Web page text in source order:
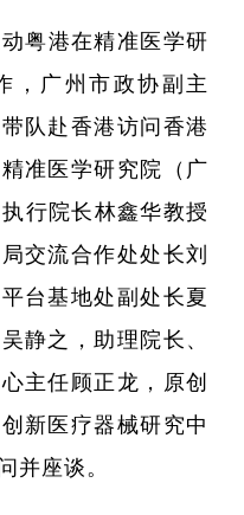
粤港在精准医学研
，广州市政协副主
队赴香港访问香港
准医学研究院（广
行院长林鑫华教授
交流合作处处长刘
台基地处副处长夏
静之，助理院长、
主任顾正龙，原创
新医疗器械研究中
并座谈。